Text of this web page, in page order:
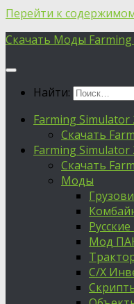
Перейти к
Скачать Моды Farming
Найти:
Farming Simulator
Скачать
Farming Simulator
Скачать
Моды
Мод
С/Х